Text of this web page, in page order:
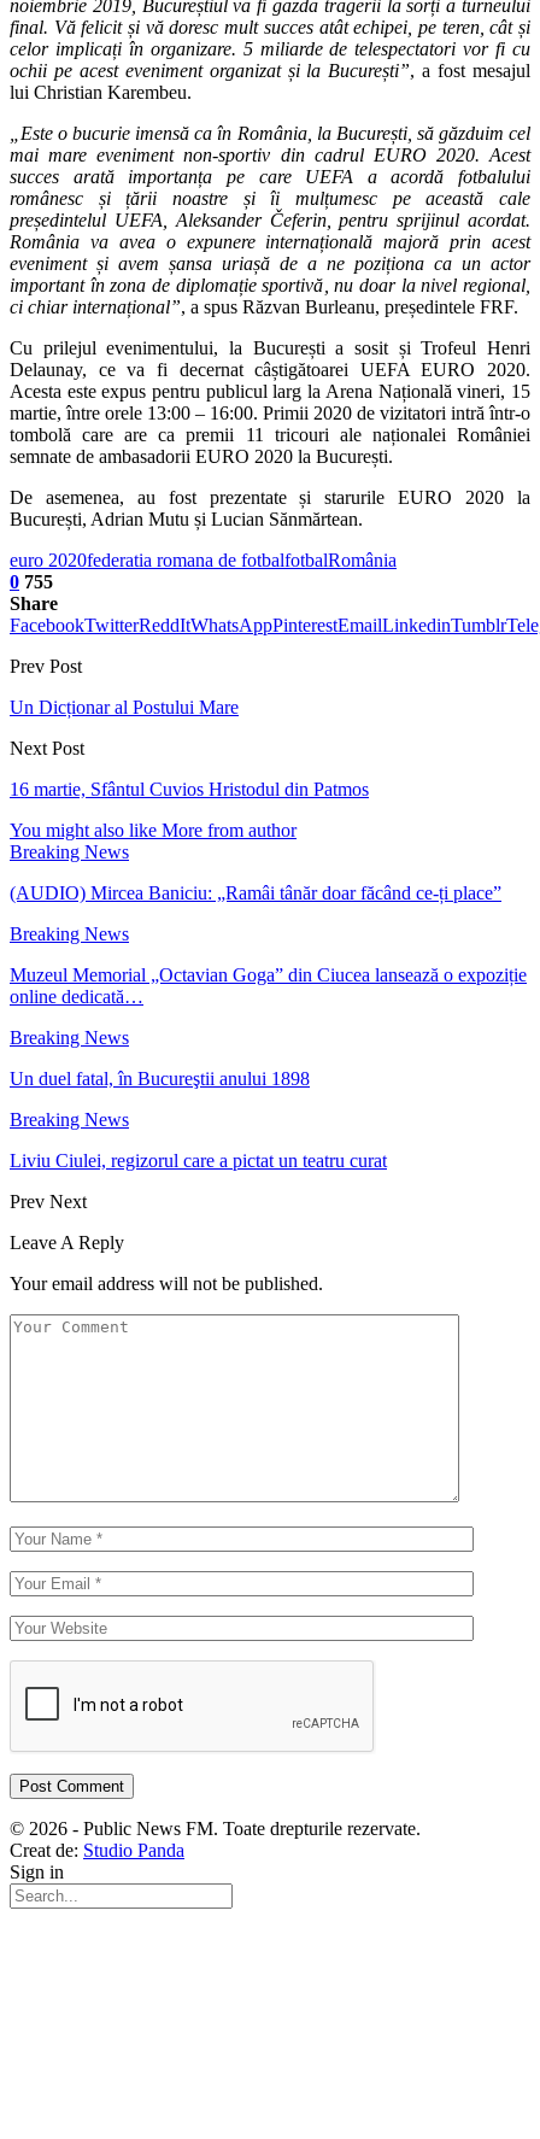
noiembrie 2019, Bucureștiul va fi gazda tragerii la sorți a turneului
final. Vă felicit și vă doresc mult succes atât echipei, pe teren, cât și
celor implicați în organizare. 5 miliarde de telespectatori vor fi cu
ochii pe acest eveniment organizat și la București”, a fost mesajul
lui Christian Karembeu.
„Este o bucurie imensă ca în România, la București, să găzduim cel
mai mare eveniment non-sportiv din cadrul EURO 2020. Acest
succes arată importanța pe care UEFA a acordă fotbalului
românesc și țării noastre și îi mulțumesc pe această cale
președintelul UEFA, Aleksander Čeferin, pentru sprijinul acordat.
România va avea o expunere internațională majoră prin acest
eveniment și avem șansa uriașă de a ne poziționa ca un actor
important în zona de diplomație sportivă, nu doar la nivel regional,
ci chiar internațional”, a spus Răzvan Burleanu, președintele FRF.
Cu prilejul evenimentului, la București a sosit și Trofeul Henri
Delaunay, ce va fi decernat câștigătoarei UEFA EURO 2020.
Acesta este expus pentru publicul larg la Arena Națională vineri, 15
martie, între orele 13:00 – 16:00. Primii 2020 de vizitatori intră într-o
tombolă care are ca premii 11 tricouri ale naționalei României
semnate de ambasadorii EURO 2020 la București.
De asemenea, au fost prezentate și starurile EURO 2020 la
București, Adrian Mutu și Lucian Sănmărtean.
euro 2020federatia romana de fotbalfotbalRomânia
0 755
Share
FacebookTwitterReddItWhatsAppPinterestEmailLinkedinTumblr
Prev Post
Un Dicționar al Postului Mare
Next Post
16 martie, Sfântul Cuvios Hristodul din Patmos
You might also like More from author
Breaking News
(AUDIO) Mircea Baniciu: „Ramâi tânăr doar făcând ce-ți place”
Breaking News
Muzeul Memorial „Octavian Goga” din Ciucea lansează o expoziție
online dedicată…
Breaking News
Un duel fatal, în Bucureştii anului 1898
Breaking News
Liviu Ciulei, regizorul care a pictat un teatru curat
Prev Next
Leave A Reply
Your email address will not be published.
© 2026 - Public News FM. Toate drepturile rezervate.
Creat de: Studio Panda
Sign in